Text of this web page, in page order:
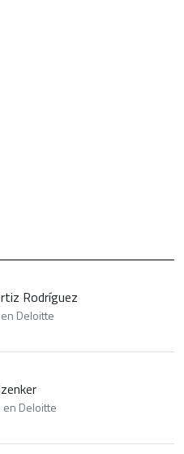
Rodríguez
Deloitte
en Deloitte